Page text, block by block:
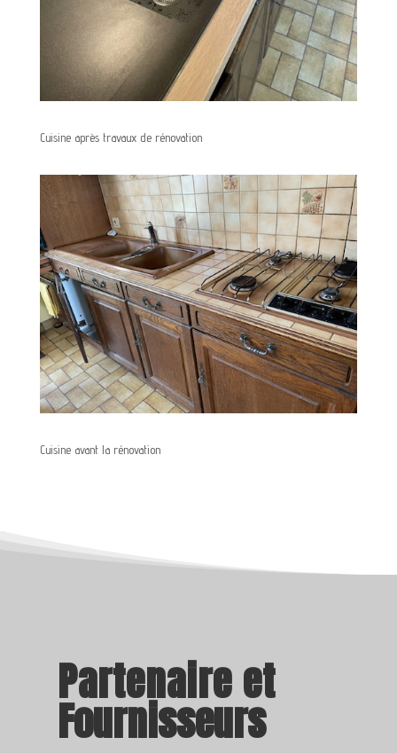
Cuisine après travaux de rénovation
Cuisine avant la rénovation
Partenaireet
Fournisseurs